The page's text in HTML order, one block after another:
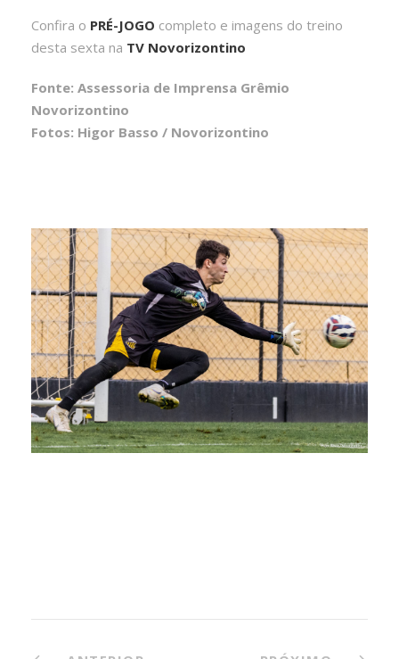
Confira o PRÉ-JOGO completo e imagens do treino
desta sexta na TV Novorizontino
Fonte: Assessoria de Imprensa Grêmio
Novorizontino
Fotos: Higor Basso / Novorizontino